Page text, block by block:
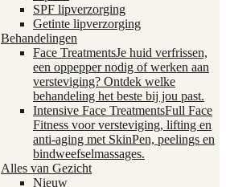
SPF lipverzorging
Getinte lipverzorging
Behandelingen
Face TreatmentsJe huid verfrissen,
een oppepper nodig of werken aan
versteviging? Ontdek welke
behandeling het beste bij jou past.
Intensive Face TreatmentsFull Face
Fitness voor versteviging, lifting en
anti-aging met SkinPen, peelings en
bindweefselmassages.
Alles van Gezicht
Nieuw